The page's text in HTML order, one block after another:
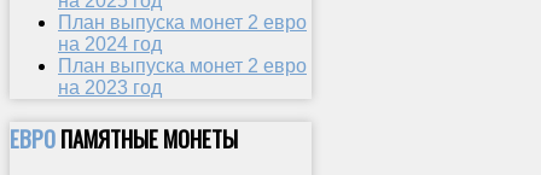
План выпуска монет 2 евро
на 2024 год
План выпуска монет 2 евро
на 2023 год
ЕВРОПАМЯТНЫЕ МОНЕТЫ